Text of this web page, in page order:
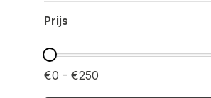
Prijs
€0 - €250